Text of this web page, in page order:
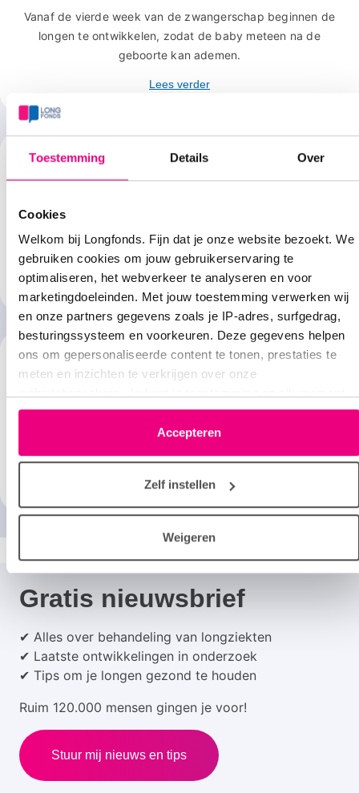
Toestemming Details Over
Cookies
Welkom bij Longfonds. Fijn dat je onze website bezoekt. We
gebruiken cookies om jouw gebruikerservaring te
optimaliseren, het webverkeer te analyseren en voor
marketingdoeleinden. Met jouw toestemming verwerken wij
en onze partners gegevens zoals je IP-adres, surfgedrag,
besturingssysteem en voorkeuren. Deze gegevens helpen
ons om gepersonaliseerde content te tonen, prestaties te
meten en inzichten te verkrijgen over onze
wijzigen of intrekken via het cookie-icoontje linksonder elke
pagina. De lijst met partners is te vinden in het tabblad
“details”.
Accepteren
Zelf instellen
Weigeren
Vanaf de vierde week van de zwangerschap beginnen de
longen te ontwikkelen, zodat de baby meteen na de
geboorte kan ademen.
Lees verder
Bronchiën
Lucht die we inademen, gaat via de luchtpijp naar de
bronchiën en zo de longen in. De bronchiën vertakken zich
in de longen weer verder, steeds kleiner en verder.
Lees verder
Longblaasjes
bronchiën zitten de longblaasjes. Die zorgen voor de
uitwisseling van zuurstof en afvalstoffen.
Lees verder
Gratis nieuwsbrief
✔ Alles over behandeling van longziekten
✔ Laatste ontwikkelingen in onderzoek
✔ Tips om je longen gezond te houden
Ruim 120.000 mensen gingen je voor!
Stuur mij nieuws en tips